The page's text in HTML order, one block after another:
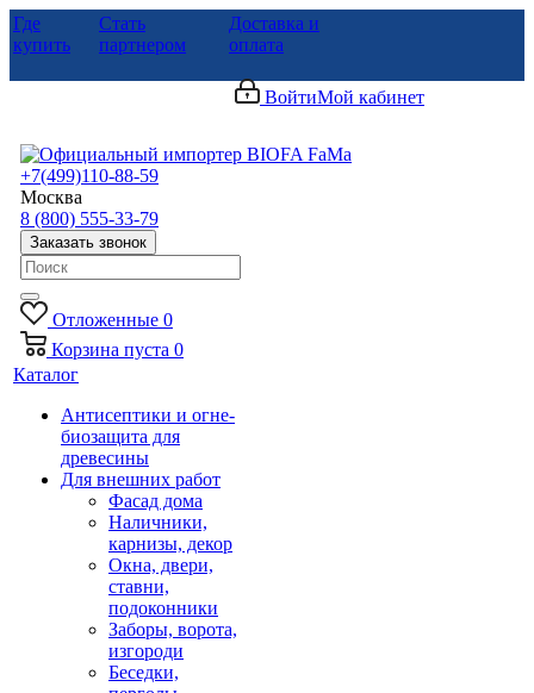
Где
купить
Стать
партнером
Доставка и
оплата
ВойтиМой кабинет
+7(499)110-88-59
Москва
8 (800) 555-33-79
Заказать звонок
Отложенные 0
Корзина пуста 0
Каталог
Антисептики и огне-
биозащита для
древесины
Для внешних работ
Фасад дома
Наличники,
карнизы, декор
Окна, двери,
ставни,
подоконники
Заборы, ворота,
изгороди
Беседки,